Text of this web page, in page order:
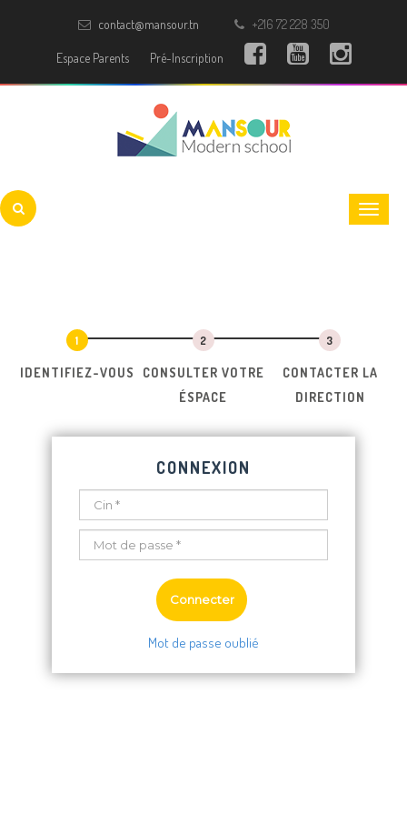
contact@mansour.tn +216 72 228 350
Espace Parents Pré-Inscription
IDENTIFIEZ-VOUS
CONSULTER VOTRE
ÉSPACE
CONTACTER LA
DIRECTION
CONNEXION
Mot de passe oublié